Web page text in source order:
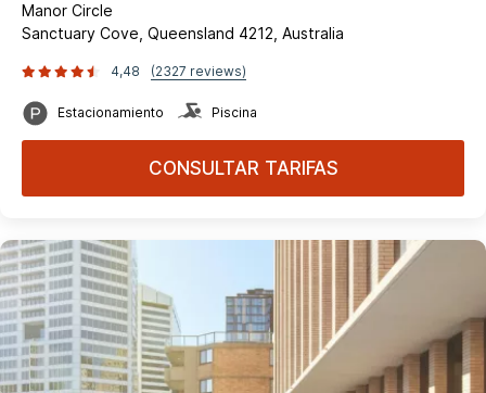
Manor Circle
Sanctuary Cove, Queensland 4212, Australia
4,48 (2327 reviews)
Estacionamiento Piscina
CONSULTAR TARIFAS